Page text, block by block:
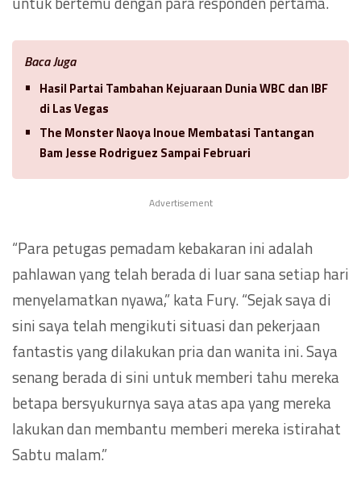
Baca Juga
Hasil Partai Tambahan Kejuaraan Dunia WBC dan IBF
di Las Vegas
The Monster Naoya Inoue Membatasi Tantangan
Bam Jesse Rodriguez Sampai Februari
Advertisement
“Para petugas pemadam kebakaran ini adalah
pahlawan yang telah berada di luar sana setiap hari
menyelamatkan nyawa,” kata Fury. “Sejak saya di
sini saya telah mengikuti situasi dan pekerjaan
fantastis yang dilakukan pria dan wanita ini. Saya
senang berada di sini untuk memberi tahu mereka
betapa bersyukurnya saya atas apa yang mereka
lakukan dan membantu memberi mereka istirahat
Sabtu malam.”